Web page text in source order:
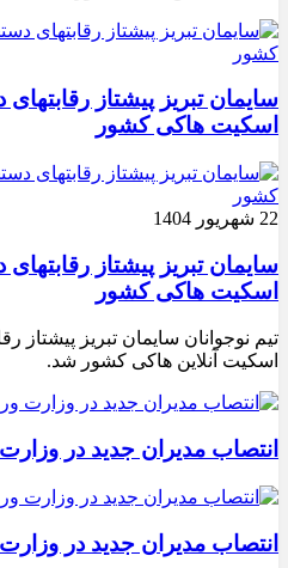
سایمان تبریز پیشتاز
اسکیت هاکی کشور
22 شهریور 1404
سایمان تبریز پیشتاز
اسکیت هاکی کشور
تیم نوجوانان سایمان تبریز پیشتاز
اسکیت آنلاین هاکی کشور شد.
انتصاب مدیران جدید در
انتصاب مدیران جدید در